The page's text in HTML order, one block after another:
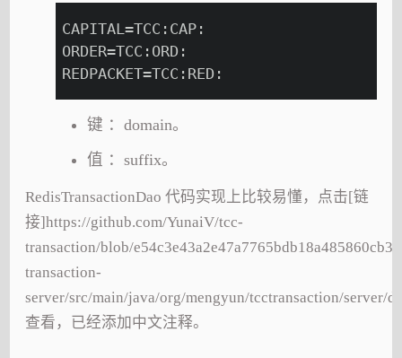
CAPITAL=TCC:CAP:
ORDER=TCC:ORD:
REDPACKET=TCC:RED:
键 ：domain。
值 ：suffix。
RedisTransactionDao 代码实现上比较易懂，点击[链
接]https://github.com/YunaiV/tcc-
transaction/blob/
transaction-
server/src/main/java/org/mengyun/tcctransaction/server/
查看，已经添加中文注释。